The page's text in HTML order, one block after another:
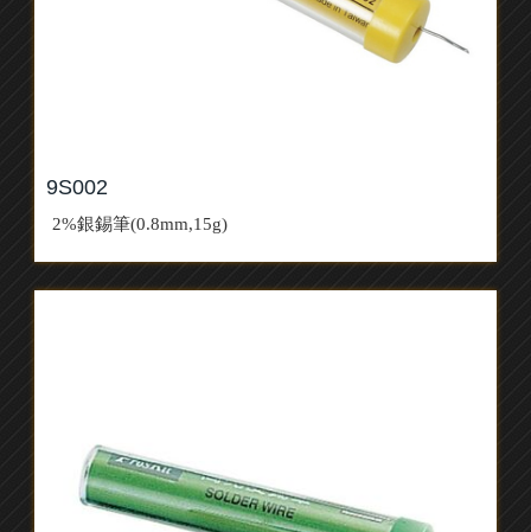
9S002
2%銀錫筆(0.8mm,15g)